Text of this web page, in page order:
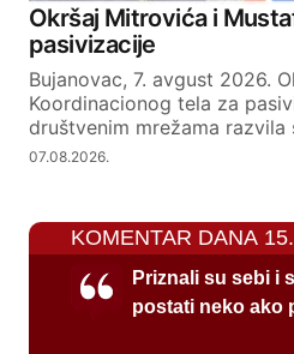
Okršaj Mitrovića i
pasivizacije
Bujanovac, 7. avgust 2026.
Koordinacionog tela za
društvenim mrežama
07.08.2026.
KOMENTAR DANA
Priznali su sebi i
postati neko ako